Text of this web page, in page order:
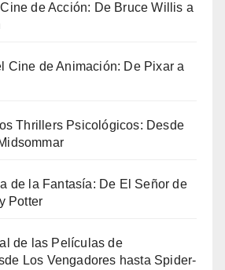
de Acción: De Bruce Willis a
Cine de Animación: De Pixar a
Thrillers Psicológicos: Desde
de la Fantasía: De El Señor de
Potter
de las Películas de
Los Vengadores hasta Spider-